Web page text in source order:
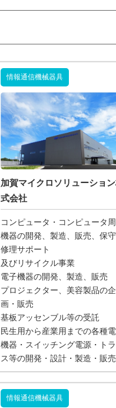
情報通信機械器具
加賀マイクロソリューショ
式会社
コンピュータ・コンピュータ
機器の開発、製造、販売、保守
修理サポート
及びリサイクル事業
電子機器の開発、製造、販売
プロジェクター、美容製品の企
画・販売
基板アッセンブル等の受託
民生用から産業用までの各種
機器・スイッチング電源・ト
ス等の開発・設計・製造・販売
情報通信機械器具